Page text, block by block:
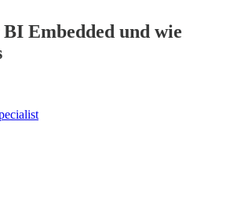
Embedded und wie